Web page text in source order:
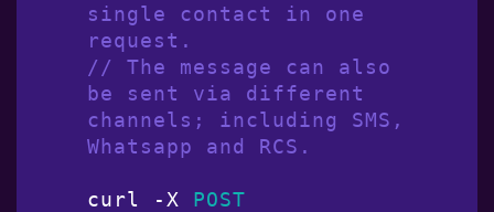
single contact in one
request.
// The message can also
be sent via different
channels; including SMS,
Whatsapp and RCS.
curl -X POST